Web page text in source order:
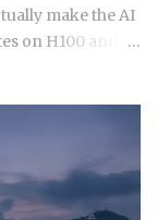
make the AI
on H100 and
are no longer
most famous